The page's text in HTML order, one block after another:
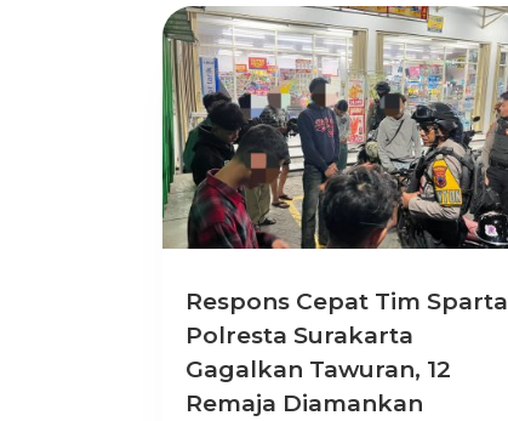
Respons Cepat Tim Sparta
Polresta Surakarta
Gagalkan Tawuran, 12
Remaja Diamankan